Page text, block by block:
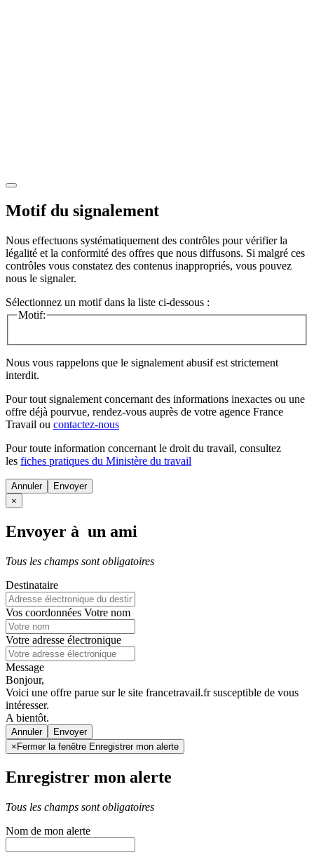
Motif du signalement
Nous effectuons systématiquement des contrôles pour vérifier la
légalité et la conformité des offres que nous diffusons. Si malgré ces
contrôles vous constatez des contenus inappropriés, vous pouvez
nous le signaler.
Sélectionnez un motif dans la liste ci-dessous :
Motif:
Nous vous rappelons que le signalement abusif est strictement
interdit.
Pour tout signalement concernant des informations inexactes ou une
offre déjà pourvue, rendez-vous auprès de votre agence France
Travail ou contactez-nous
Pour toute information concernant le droit du travail, consultez
les fiches pratiques du Ministère du travail
Annuler
×
Envoyer à un ami
Tous les champs sont obligatoires
Destinataire
Vos coordonnées Votre nom
Votre adresse électronique
Message
Bonjour,
Voici une offre parue sur le site francetravail.fr susceptible de vous
intéresser.
A bientôt.
Annuler
× Fermer la fenêtre Enregistrer mon alerte
Enregistrer mon alerte
Tous les champs sont obligatoires
Nom de mon alerte